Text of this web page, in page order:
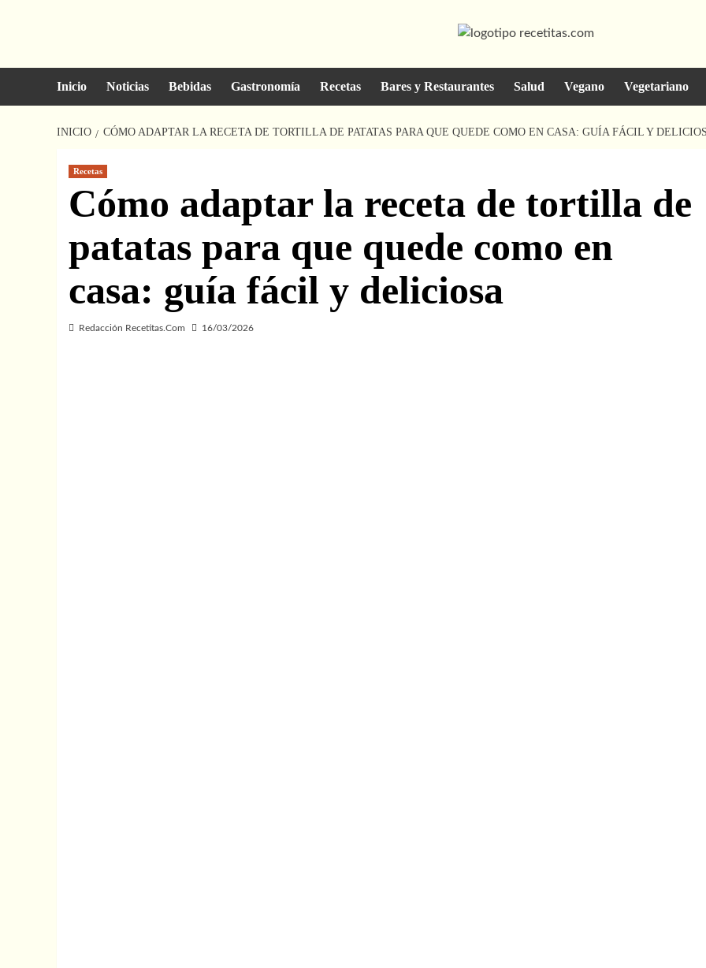
Inicio Noticias Bebidas Gastronomía Recetas Bares y Restaurantes Salud Vegano Vegetariano
INICIO CÓMO ADAPTAR LA RECETA DE TORTILLA DE PATATAS PARA QUE QUEDE COMO EN CASA: GUÍA FÁCIL Y
Recetas
Cómo adaptar la receta de tortilla de
patatas para que quede como en
casa: guía fácil y deliciosa
Redacción Recetitas.Com 16/03/2026